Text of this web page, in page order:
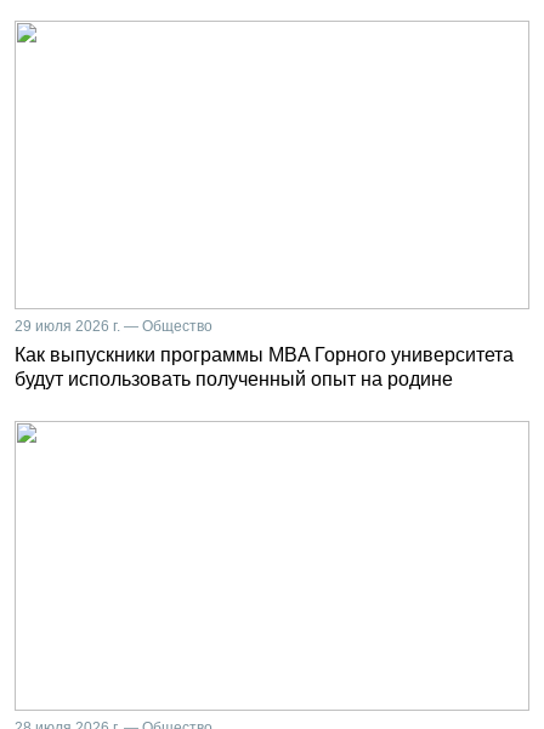
29 июля 2026 г. — Общество
Как выпускники программы MBA Горного университета
будут использовать полученный опыт на родине